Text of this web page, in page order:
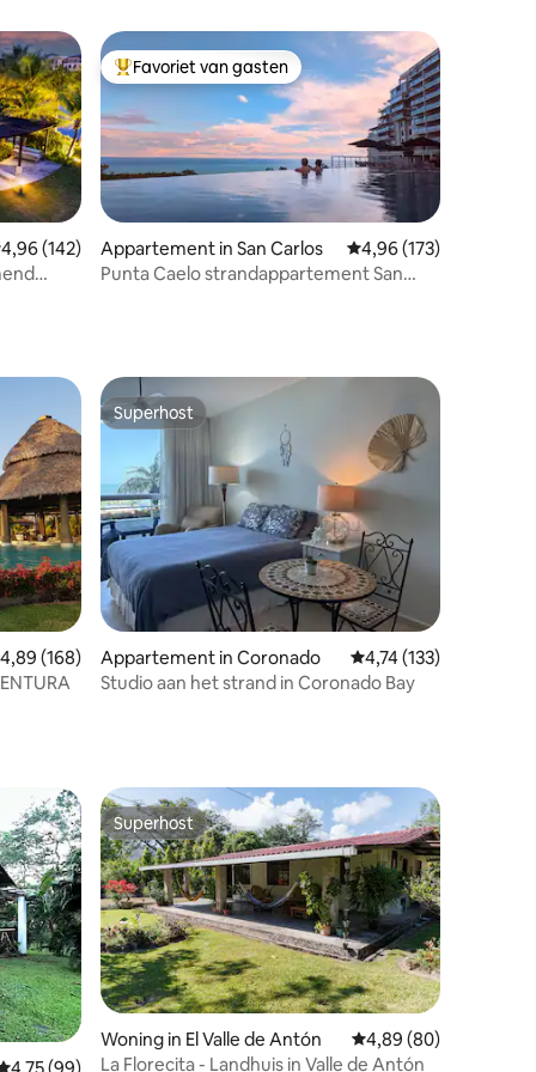
beoordeling van 4,96 uit 5, 142 recensies
4,96 (142)
Topfavoriet van gasten
Favoriet van gasten
Appartement in San Carlos Gemiddelde
4,96 (173)
Punta Caelo strandappartement San
beoordeling van 4,89 uit 5, 168 recensies
4,89 (168)
Superhost
Superhost
Appartement in Coronado Gemiddelde
4,74 (133)
Studio aan het strand in Coronado Bay
Superhost
Superhost
Woning in El Valle de Antón Gemiddelde
4,89 (80)
La Florecita - Landhuis in Valle de Antón